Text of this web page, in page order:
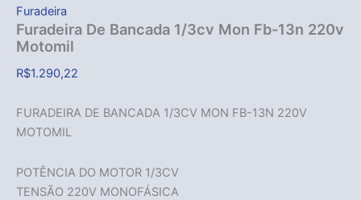
Furadeira
Furadeira De Bancada 1/3cv Mon Fb-13n 220v
Motomil
R$1.290,22
FURADEIRA DE BANCADA 1/3CV MON FB-13N 220V
MOTOMIL
POTÊNCIA DO MOTOR 1/3CV
TENSÃO 220V MONOFÁSICA